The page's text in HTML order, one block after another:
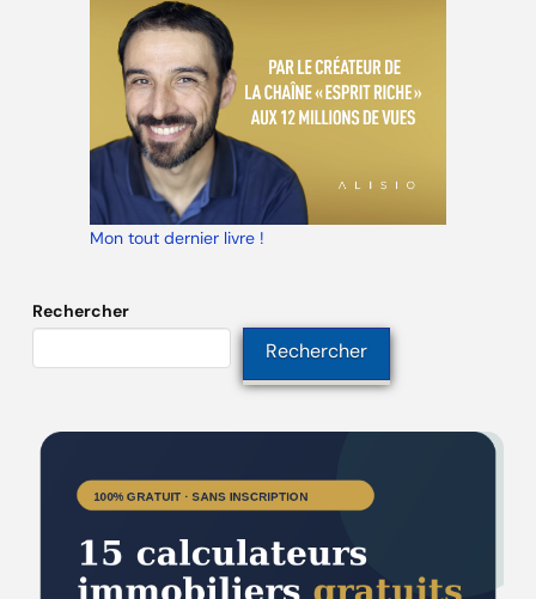
Mon tout dernier livre !
Rechercher
Rechercher